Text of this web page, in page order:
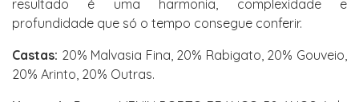
resultado é uma harmonia, complexidade e
profundidade que só o tempo consegue conferir.
Castas: 20% Malvasia Fina, 20% Rabigato, 20% Gouveio,
20% Arinto, 20% Outras.